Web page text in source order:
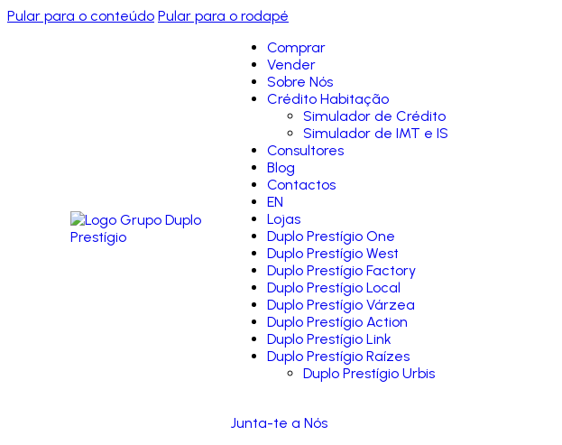
Pular para o conteúdo Pular para o rodapé
Comprar
Vender
Sobre Nós
Crédito Habitação
Simulador de Crédito
Simulador de IMT e IS
Consultores
Blog
Contactos
EN
Lojas
Duplo Prestígio One
Duplo Prestígio West
Duplo Prestígio Factory
Duplo Prestígio Local
Duplo Prestígio Várzea
Duplo Prestígio Action
Duplo Prestígio Link
Duplo Prestígio Raízes
Duplo Prestígio Urbis
Junta-te a Nós